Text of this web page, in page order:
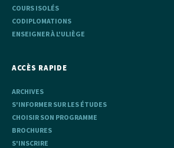
COURS ISOLÉS
CODIPLOMATIONS
ENSEIGNER À L'ULIÈGE
ACCÈS RAPIDE
ARCHIVES
S'INFORMER SUR LES ÉTUDES
CHOISIR SON PROGRAMME
BROCHURES
S'INSCRIRE